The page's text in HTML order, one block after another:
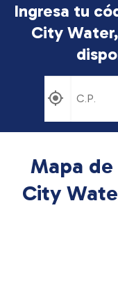
Ingresa tu
City
Mapa
City